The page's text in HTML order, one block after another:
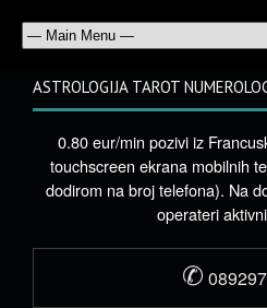
ASTROLOGIJA TAROT
0.80 eur/min pozivi iz
touchscreen ekrana mobilnih
dodirom na broj telefona). Na
operateri
✆